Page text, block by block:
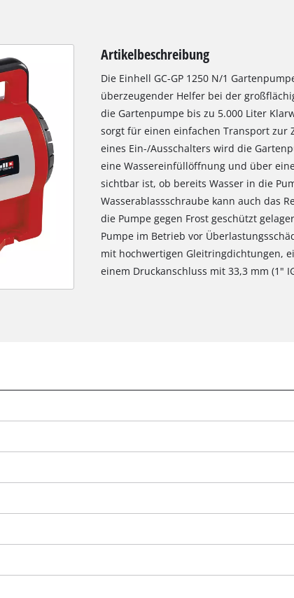
Artikelbeschreibung
Die Einhell GC-GP 1250 N/1
überzeugender Helfer bei der
die Gartenpumpe bis zu 5.000 Liter
sorgt für einen einfachen Transport zur
eines Ein-/Ausschalters wird die
eine Wassereinfüllöffnung und über
sichtbar ist, ob bereits Wasser in die
Wasserablassschraube kann auch das
die Pumpe gegen Frost geschützt
Pumpe im Betrieb vor
mit hochwertigen Gleitringdichtungen,
einem Druckanschluss mit 33,3 mm (1"